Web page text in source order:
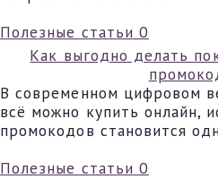
Полезные статьи 0
Как выгодно делать
В современном цифровом
всё можно купить онлайн,
промокодов становится
Полезные статьи 0